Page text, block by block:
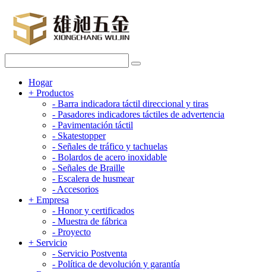
Hogar
+ Productos
- Barra indicadora táctil direccional y tiras
- Pasadores indicadores táctiles de advertencia
- Pavimentación táctil
- Skatestopper
- Señales de tráfico y tachuelas
- Bolardos de acero inoxidable
- Señales de Braille
- Escalera de husmear
- Accesorios
+ Empresa
- Honor y certificados
- Muestra de fábrica
- Proyecto
+ Servicio
- Servicio Postventa
- Política de devolución y garantía